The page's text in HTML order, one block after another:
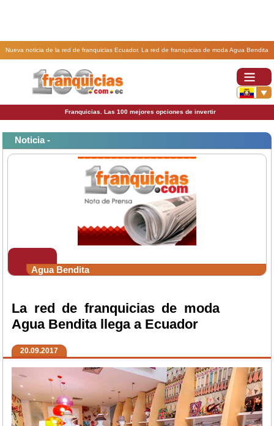
Nueva noticia de la red de franquicias Ecuador. La red de franquicias de moda Agua Bendita
Franquicias. Las 100 mejores opciones de invertir
Noticia -
Agua Bendita
La red de franquicias de moda
Agua Bendita llega a Ecuador
20.09.2017